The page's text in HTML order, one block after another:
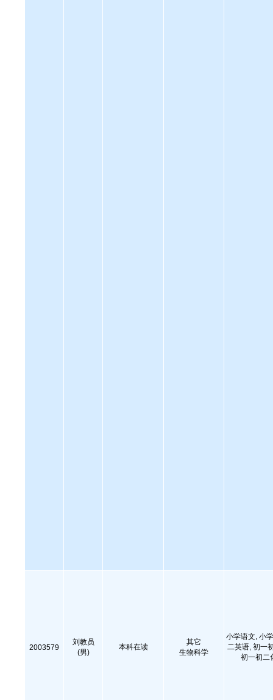
2003579
刘教员
(男)
本科在读
其它
生物科学
小学语文, 小
二英语, 初一
初一初二